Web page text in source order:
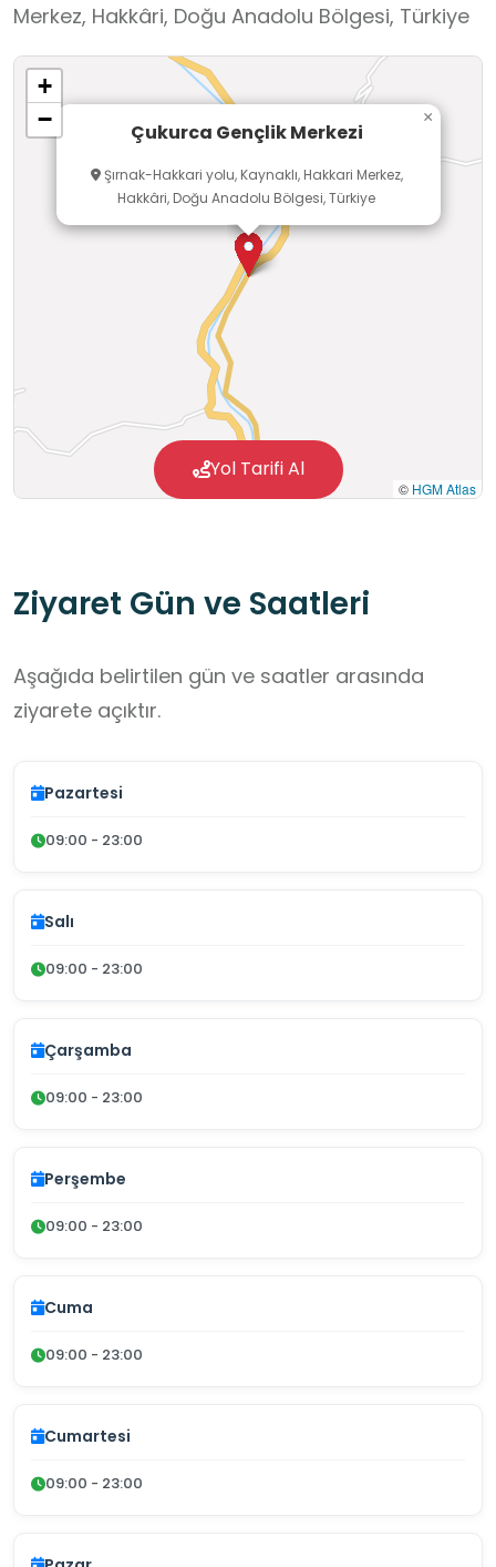
Merkez, Hakkâri, Doğu Anadolu Bölgesi, Türkiye
Çukurca Gençlik Merkezi
Şırnak-Hakkari yolu, Kaynaklı, Hakkari Merkez,
Hakkâri, Doğu Anadolu Bölgesi, Türkiye
×
+
−
© HGM Atlas
Yol Tarifi Al
Ziyaret Gün ve Saatleri
Aşağıda belirtilen gün ve saatler arasında
ziyarete açıktır.
Pazartesi
09:00 - 23:00
Salı
09:00 - 23:00
Çarşamba
09:00 - 23:00
Perşembe
09:00 - 23:00
Cuma
09:00 - 23:00
Cumartesi
09:00 - 23:00